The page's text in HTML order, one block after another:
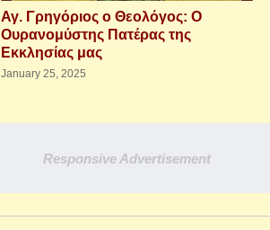
Αγ. Γρηγόριος ο Θεολόγος: Ο
Ουρανομύστης Πατέρας της
Εκκλησίας μας
January 25, 2025
Responsive Advertisement